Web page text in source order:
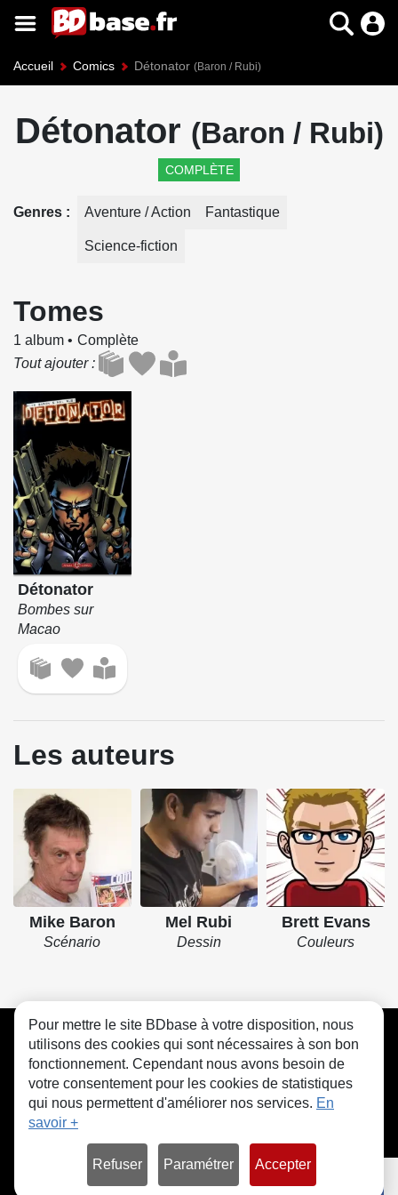
Accueil Comics Détonator (Baron / Rubi)
Détonator (Baron / Rubi)
COMPLÈTE
Genres Aventure / Action Fantastique
Science-fiction
Tomes
1 album
Complète
Tout ajouter
Détonator
Bombes sur
Macao
Les auteurs
Mike Baron
Scénario
Mel Rubi
Dessin
Brett Evans
Couleurs
CGU FAQ Contact Cookies
Pour mettre le site BDbase à votre disposition, nous
utilisons des cookies qui sont nécessaires à son bon
fonctionnement. Cependant nous avons besoin de
votre consentement pour les cookies de statistiques
qui nous permettent d'améliorer nos services. En
savoir +
Refuser Paramétrer Accepter